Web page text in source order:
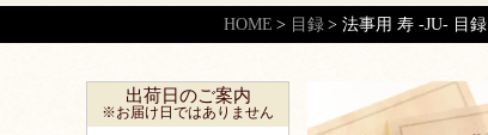
HOME 目録 法事用 寿 -JU- 目録
出荷日のご案内
※お届け日ではありません